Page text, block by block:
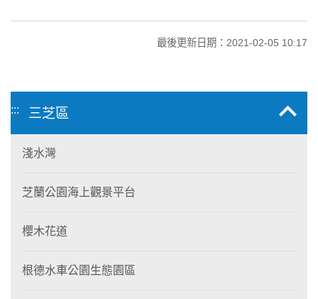
最後更新日期：2021-02-05 10:17
::: 三芝區
淺水灣
芝蘭公園海上觀景平台
櫻木花道
根德水車公園生態園區